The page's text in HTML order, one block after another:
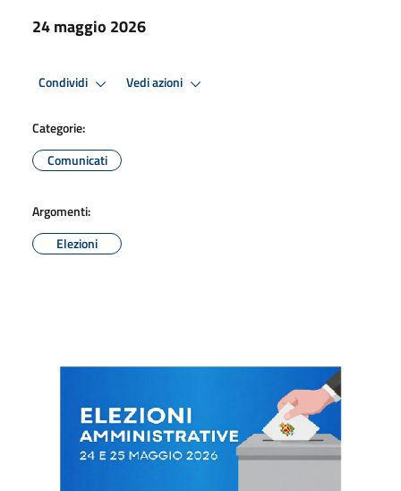
24 maggio 2026
Condividi Vedi azioni
Categorie:
Comunicati
Argomenti:
Elezioni